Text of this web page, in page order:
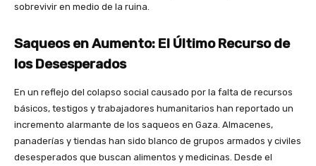
sobrevivir en medio de la ruina.
Saqueos en Aumento: El Último Recurso de
los Desesperados
En un reflejo del colapso social causado por la falta de recursos
básicos, testigos y trabajadores humanitarios han reportado un
incremento alarmante de los saqueos en Gaza. Almacenes,
panaderías y tiendas han sido blanco de grupos armados y civiles
desesperados que buscan alimentos y medicinas. Desde el